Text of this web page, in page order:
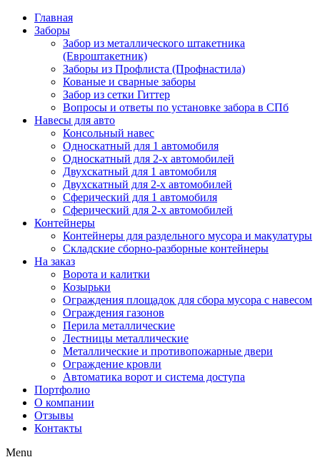
Главная
Заборы
Забор из металлического штакетника
(Евроштакетник)
Заборы из Профлиста (Профнастила)
Кованые и сварные заборы
Забор из сетки Гиттер
Вопросы и ответы по установке забора в СПб
Навесы для авто
Консольный навес
Односкатный для 1 автомобиля
Односкатный для 2-х автомобилей
Двухскатный для 1 автомобиля
Двухскатный для 2-х автомобилей
Сферический для 1 автомобиля
Сферический для 2-х автомобилей
Контейнеры
Контейнеры для раздельного мусора и макулатуры
Складские сборно-разборные контейнеры
На заказ
Ворота и калитки
Козырьки
Ограждения площадок для сбора мусора с навесом
Ограждения газонов
Перила металлические
Лестницы металлические
Металлические и противопожарные двери
Ограждение кровли
Автоматика ворот и система доступа
Портфолио
О компании
Отзывы
Контакты
Menu